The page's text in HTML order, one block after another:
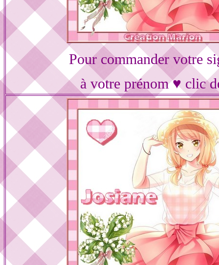
Pour commander votre
à votre prénom ♥ clic